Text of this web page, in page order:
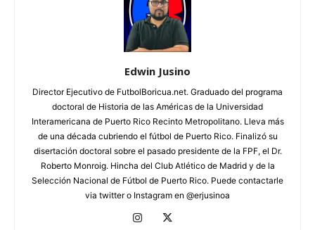
Edwin Jusino
Director Ejecutivo de FutbolBoricua.net. Graduado del programa
doctoral de Historia de las Américas de la Universidad
Interamericana de Puerto Rico Recinto Metropolitano. Lleva más
de una década cubriendo el fútbol de Puerto Rico. Finalizó su
disertación doctoral sobre el pasado presidente de la FPF, el Dr.
Roberto Monroig. Hincha del Club Atlético de Madrid y de la
Selección Nacional de Fútbol de Puerto Rico. Puede contactarle
via twitter o Instagram en @erjusinoa